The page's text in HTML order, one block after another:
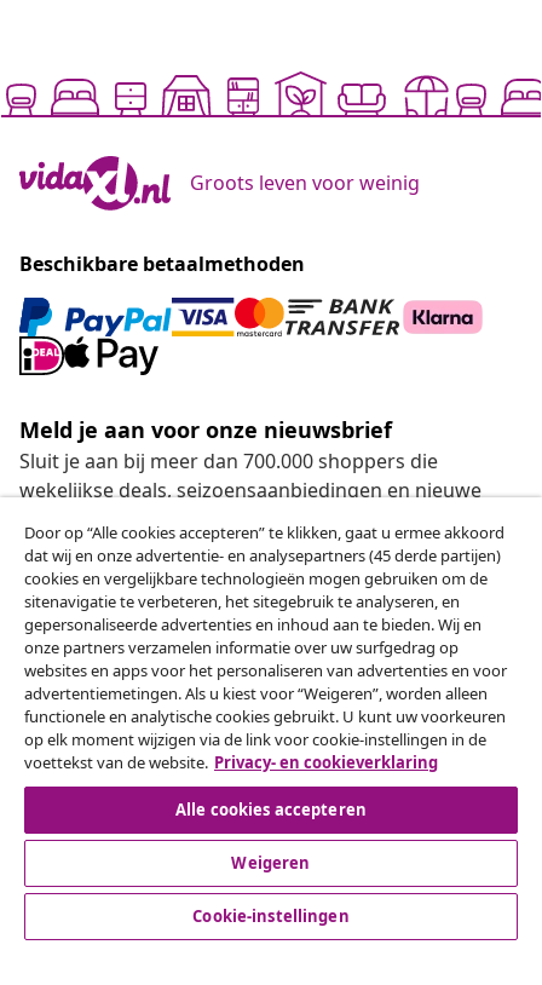
Groots leven voor weinig
Beschikbare betaalmethoden
Meld je aan voor onze nieuwsbrief
Sluit je aan bij meer dan 700.000 shoppers die
wekelijkse deals, seizoensaanbiedingen en nieuwe
Onze sociale media
Herroeping van de overeenkomst
Een annulering voor je bestelling indienen
Herroeping van de overeenkomst
Klantenservice
Door op “Alle cookies accepteren” te klikken, gaat u ermee akkoord
dat wij en onze advertentie- en analysepartners (45 derde partijen)
cookies en vergelijkbare technologieën mogen gebruiken om de
sitenavigatie te verbeteren, het sitegebruik te analyseren, en
gepersonaliseerde advertenties en inhoud aan te bieden. Wij en
onze partners verzamelen informatie over uw surfgedrag op
websites en apps voor het personaliseren van advertenties en voor
advertentiemetingen. Als u kiest voor “Weigeren”, worden alleen
functionele en analytische cookies gebruikt. U kunt uw voorkeuren
op elk moment wijzigen via de link voor cookie-instellingen in de
voettekst van de website. Privacy- en cookieverklaring
Alle cookies accepteren
Weigeren
Cookie-instellingen